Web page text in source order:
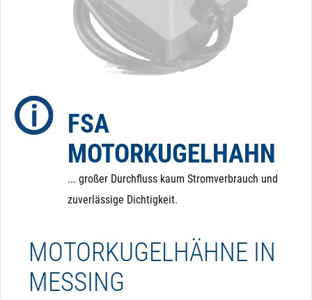
Ventil aber im Falle eines Stromausfalls in den
Ursprungszustand zurückschalten. Dafür haben wir
eine eigenes Zusatzmodul entwickelt, das dafür sorgt,
dass der Kugelhahn im Falle eines Stromausfalls in
eine definierte Position zurückfährt.
FSA
MOTORKUGELHAHN
... großer Durchfluss kaum Stromverbrauch und
zuverlässige Dichtigkeit.
MOTORKUGELHÄHNE IN
MESSING